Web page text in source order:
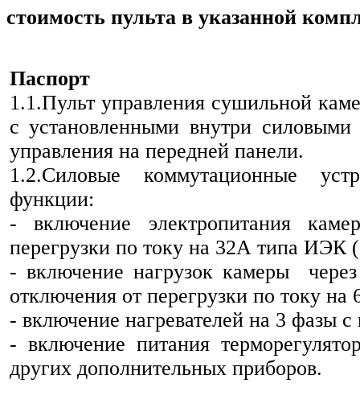
стоимость пульта в указанной
Паспорт
1.1.Пульт управления сушильной
с установленными внутри
управления на передней панели.
1.2.Силовые коммутационные
функции:
- включение электропитания
перегрузки по току на 32А типа ИЭК
- включение нагрузок камеры
отключения от перегрузки по току на
- включение нагревателей на 3 фазы
- включение питания
других дополнительных приборов.